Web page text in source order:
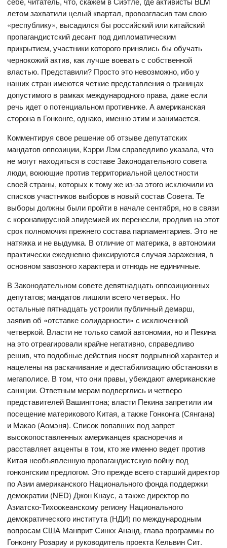
летом захватили целый квартал, провозгласив там свою
«республику», высадился бы российский или китайский
пропагандистский десант под дипломатическим
прикрытием, участники которого принялись бы обучать
чернокожий актив, как лучше воевать с собственной
властью. Представили? Просто это невозможно, ибо у
наших стран имеются четкие представления о границах
допустимого в рамках международного права, даже если
речь идет о потенциальном противнике. А американская
сторона в Гонконге, однако, именно этим и занимается.
Комментируя свое решение об отзыве депутатских
мандатов оппозиции, Кэрри Лэм справедливо указала, что
не могут находиться в составе Законодательного совета
люди, воюющие против территориальной целостности
своей страны, которых к тому же из-за этого исключили из
списков участников выборов в новый состав Совета. Те
выборы должны были пройти в начале сентября, но в связи
с коронавирусной эпидемией их перенесли, продлив на этот
срок полномочия прежнего состава парламентариев. Это не
натяжка и не выдумка. В отличие от материка, в автономии
практически ежедневно фиксируются случая заражения, в
основном завозного характера и отнюдь не единичные.
В Законодательном совете девятнадцать оппозиционных
депутатов; мандатов лишили всего четверых. Но
остальные пятнадцать устроили публичный демарш,
заявив об «отставке солидарности» с исключенной
четверкой. Власти не только самой автономии, но и Пекина
на это отреагировали крайне негативно, справедливо
решив, что подобные действия носят подрывной характер и
нацелены на раскачивание и дестабилизацию обстановки в
мегаполисе. В том, что они правы, убеждают американские
санкции. Ответным мерам подверглись и четверо
представителей Вашингтона; власти Пекина запретили им
посещение материкового Китая, а также Гонконга (Сянгана)
и Макао (Аомэня). Список попавших под запрет
высокопоставленных американцев красноречив и
расставляет акценты в том, кто же именно ведет против
Китая необъявленную пропагандистскую войну под
гонконгским предлогом. Это прежде всего старший директор
по Азии американского Национального фонда поддержки
демократии (NED) Джон Кнаус, а также директор по
Азиатско-Тихоокеанскому региону Национального
демократического института (НДИ) по международным
вопросам США Манприт Синкх Ананд, глава программы по
Гонконгу Розариу и руководитель проекта Кельвин Сит.